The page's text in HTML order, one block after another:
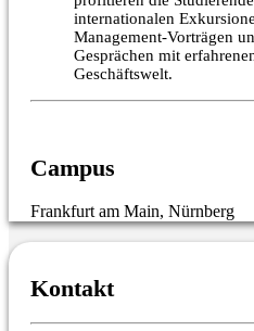
internationalen
Management-Vorträgen
Gesprächen mit
Geschäftswelt.
Campus
Frankfurt am Main, Nürnberg
Kontakt